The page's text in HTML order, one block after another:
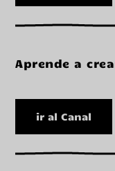
Aprende a
ir al Canal